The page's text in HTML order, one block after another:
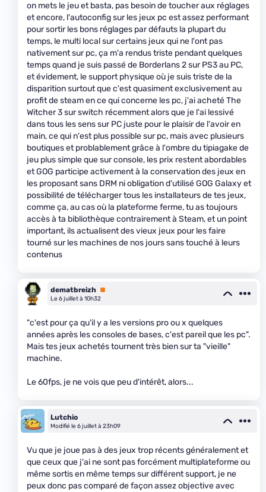
on mets le jeu et basta, pas besoin de toucher aux réglages
et encore, l'autoconfig sur les jeux pc est assez performant
pour sortir les bons réglages par défauts la plupart du
temps, le multi local sur certains jeux qui ne l'ont pas
nativement sur pc, ça m'a rendus triste pendant quelques
temps quand je suis passé de Borderlans 2 sur PS3 au PC,
et évidement, le support physique où je suis triste de la
disparition surtout que c'est quasiment exclusivement au
profit de steam en ce qui concerne les pc, j'ai acheté The
Witcher 3 sur switch récemment alors que je l'ai lessivé
dans tous les sens sur PC juste pour le plaisir de l'avoir en
main, ce qui n'est plus possible sur pc, mais avec plusieurs
boutiques et problablement grâce à l'ombre du tipiagake de
jeu plus simple que sur console, les prix restent abordables
et GOG participe activement à la conservation des jeux en
les proposant sans DRM ni obligation d'utilisé GOG Galaxy et
possibilité de télécharger tous les installateurs de tes jeux,
comme ça, au cas où la plateforme ferme, tu as toujours
accès à ta bibliothèque contrairement à Steam, et un point
important, ils actualisent des vieux jeux pour les faire
tourné sur les machines de nos jours sans touché à leurs
contenus
dematbreizh Premium
Le 6 juillet à 10h32
"c'est pour ça qu'il y a les versions pro ou x quelques
années après les consoles de bases, c'est pareil que les pc".
Mais tes jeux achetés tournent très bien sur ta "vieille"
machine.
Le 60fps, je ne vois que peu d'intérêt, alors...
Lutchio
Modifié le 6 juillet à 23h09
Vu que je joue pas à des jeux trop récents généralement et
que ceux que j'ai ne sont pas forcément multiplateforme ou
même sortis en même temps sur différent support, je ne
peux donc pas comparé de façon assez objective avec